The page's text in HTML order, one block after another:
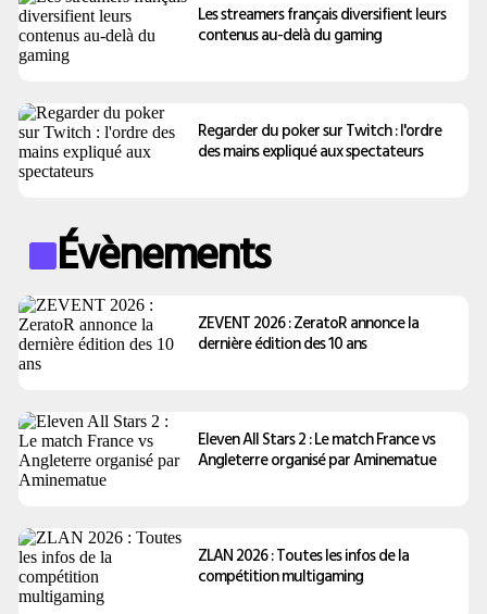
Les streamers français diversifient leurs
contenus au-delà du gaming
Regarder du poker sur Twitch : l'ordre
des mains expliqué aux spectateurs
Évènements
ZEVENT 2026 : ZeratoR annonce la
dernière édition des 10 ans
Eleven All Stars 2 : Le match France vs
Angleterre organisé par Aminematue
ZLAN 2026 : Toutes les infos de la
compétition multigaming